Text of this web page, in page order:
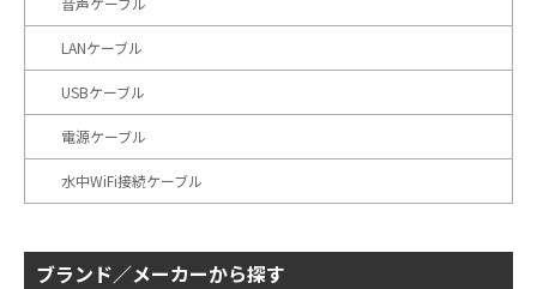
LANケーブル
USBケーブル
電源ケーブル
水中WiFi接続ケーブル
ブランド／メーカーから探す